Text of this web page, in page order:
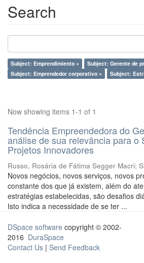
Search
Subject: Emprendimiento ×
Subject: Gerente de
Subject: Emprendedor corporativo ×
Subject:
Now showing items 1-1 of 1
Tendência Empreendedora do
análise de sua relevância para o
Projetos Innovadores
Russo, Rosária de Fátima Segger Macri;
Novos negócios, novos serviços, novos
constante dos que já existem, além do
estratégias estabelecidas, são desafios
Isto indica a necessidade de se ter ...
DSpace software copyright © 2002-
2016 DuraSpace
Contact Us | Send Feedback